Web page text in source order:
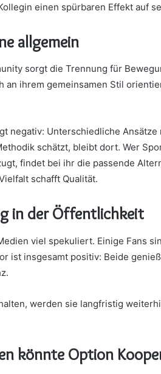
einen spürbaren Effekt auf
allgemein
sorgt die Trennung für
an ihrem gemeinsamen Stil
negativ: Unterschiedliche
schätzt, bleibt dort. Wer
findet bei ihr die passende
schafft Qualität.
in der Öffentlichkeit
viel spekuliert. Einige Fans
ist insgesamt positiv: Beide
werden sie langfristig
könnte Option